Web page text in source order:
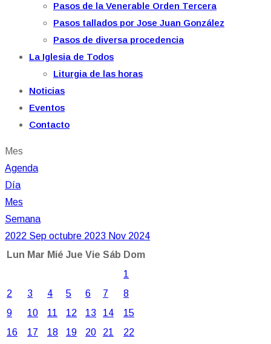
Pasos de la Venerable Orden Tercera
Pasos tallados por Jose Juan González
Pasos de diversa procedencia
La Iglesia de Todos
Liturgia de las horas
Noticias
Eventos
Contacto
Mes
Agenda
Día
Mes
Semana
2022 Sep octubre 2023 Nov 2024
Lun Mar Mié Jue Vie Sáb Dom
1
2
3 4 5 6 7
8
9
10 11 12 13 14
15
16
17 18 19 20 21
22